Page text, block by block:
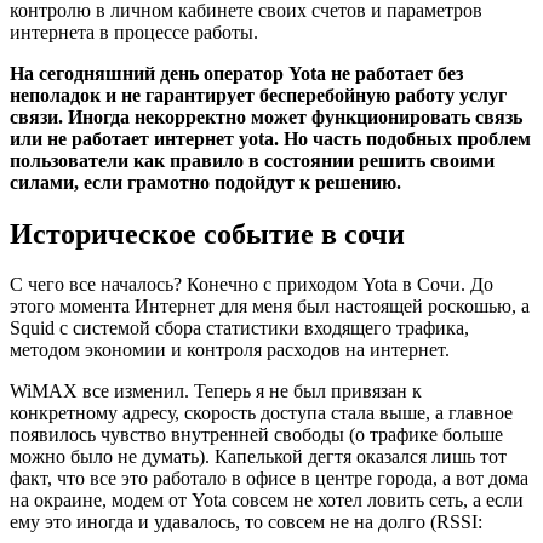
контролю в личном кабинете своих счетов и параметров
интернета в процессе работы.
На сегодняшний день оператор Yota не работает без
неполадок и не гарантирует бесперебойную работу услуг
связи. Иногда некорректно может функционировать связь
или не работает интернет yota. Но часть подобных проблем
пользователи как правило в состоянии решить своими
силами, если грамотно подойдут к решению.
Историческое событие в сочи
С чего все началось? Конечно с приходом Yota в Сочи. До
этого момента Интернет для меня был настоящей роскошью, а
Squid с системой сбора статистики входящего трафика,
методом экономии и контроля расходов на интернет.
WiMAX все изменил. Теперь я не был привязан к
конкретному адресу, скорость доступа стала выше, а главное
появилось чувство внутренней свободы (о трафике больше
можно было не думать). Капелькой дегтя оказался лишь тот
факт, что все это работало в офисе в центре города, а вот дома
на окраине, модем от Yota совсем не хотел ловить сеть, а если
ему это иногда и удавалось, то совсем не на долго (RSSI: